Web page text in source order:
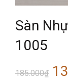
Sàn
1005
185.000₫